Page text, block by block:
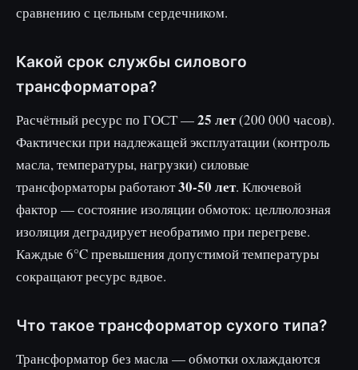
сравнению с цельным сердечником.
Какой срок службы силового
трансформатора?
Расчётный ресурс по ГОСТ —25 лет(200 000 часов).
Фактически при надлежащей эксплуатации (контроль
масла, температуры, нагрузки) силовые
трансформаторы работают30-50 лет. Ключевой
фактор — состояние изоляции обмоток: целлюлозная
изоляция деградирует необратимо при перегреве.
Каждые 6°C превышения допустимой температуры
сокращают ресурс вдвое.
Что такое трансформатор сухого типа?
Трансформатор без масла — обмотки охлаждаются